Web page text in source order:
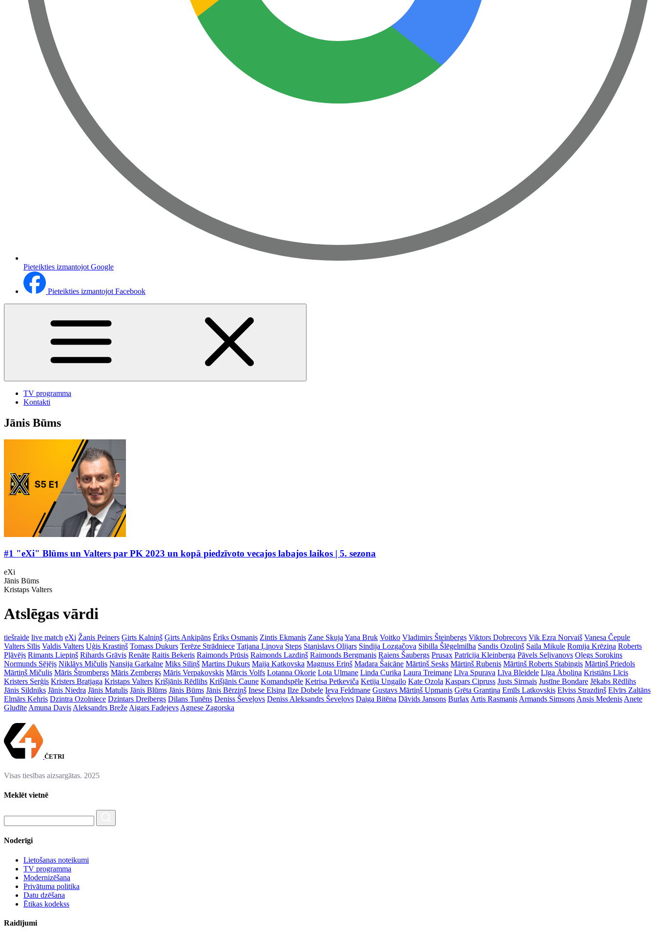
Pieteikties izmantojot Google
Pieteikties izmantojot Facebook
TV programma
Kontakti
Jānis Būms
#1 "eXi" Blūms un Valters par PK 2023 un kopā piedzīvoto vecajos labajos laikos | 5. sezona
eXi
Jānis Būms
Kristaps Valters
Atslēgas vārdi
tiešraide live match eXi Žanis Peiners Ģirts Kalniņš Ģirts Ankipāns Ēriks Osmanis Zintis Ekmanis Zane Skuja Yana Bruk Voitko Vladimirs Šteinbergs Viktors Dobrecovs Vik Ezra Norvaiš Vanesa Čepule
Valters Sīlis Valdis Valters Uģis Krastiņš Tomass Dukurs Terēze Strādniece Tatjana Ļiņova Steps Staņislavs Olijars Sindija Lozgačova Sibilla Šlēgelmilha Sandis Ozoliņš Saila Mikule Romija Krēziņa Roberts
Pļāvējs Rimants Liepiņš Rihards Grāvis Renāte Raitis Beķeris Raimonds Prūsis Raimonds Lazdiņš Raimonds Bergmanis Raiens Šaubergs Prusax Patrīcija Kleinberga Pāvels Seļivanovs Oļegs Sorokins
Normunds Sējējs Niklāvs Mičulis Nansija Garkalne Miks Siliņš Martins Dukurs Maija Katkovska Magnuss Eriņš Madara Šaicāne Mārtiņš Sesks Mārtiņš Rubenis Mārtiņš Roberts Stabingis Mārtiņš Priedols
Mārtiņš Mičulis Māris Štrombergs Māris Zembergs Māris Verpakovskis Mārcis Volfs Lotanna Okorie Lota Ulmane Linda Curika Laura Treimane Līva Spurava Līva Bleidele Līga Āboliņa Kristiāns Līcis
Kristers Serģis Kristers Bratjaga Kristaps Valters Krišjānis Rēdlihs Krišjānis Caune Komandspēle Ketrisa Petkeviča Ketija Ungailo Kate Ozola Kaspars Cipruss Justs Sirmais Justīne Bondare Jēkabs Rēdlihs
Jānis Sildniks Jānis Niedra Jānis Matulis Jānis Blūms Jānis Būms Jānis Bērziņš Inese Elsiņa Ilze Dobele Ieva Feldmane Gustavs Mārtiņš Upmanis Grēta Grantiņa Emīls Latkovskis Elviss Strazdiņš Elvīrs Zaltāns
Elmārs Kehris Dzintra Ozolniece Dzintars Dreibergs Dilans Tunēns Deniss Ševeļovs Deniss Aleksandrs Ševeļovs Daiga Bitēna Dāvids Jansons Burlax Artis Rasmanis Armands Simsons Ansis Medenis Anete
Gludīte Amuna Davis Aleksandrs Breže Aigars Fadejevs Agnese Zagorska
ČETRI
Visas tiesības aizsargātas. 2025
Meklēt vietnē
Noderīgi
Lietošanas noteikumi
TV programma
Modernizēšana
Privātuma politika
Datu dzēšana
Ētikas kodekss
Raidījumi